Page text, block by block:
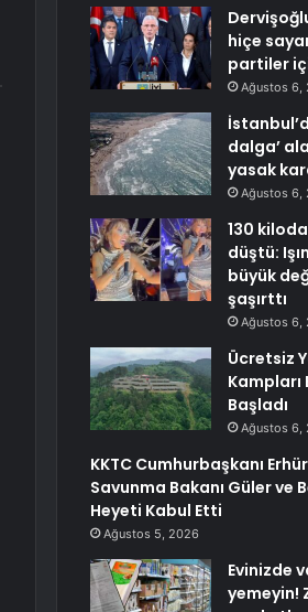
hiçe
partiler
Ağustos 6,
dalga’
yasak
Ağustos 6,
130
düştü:
büyük
şaşırttı
Ağustos 6,
Ücretsiz
Kampları
Başladı
Ağustos 6,
KKTC Cumhurbaşkanı
Savunma Bakanı Güler ve
Heyeti Kabul Etti
Ağustos 5, 2026
Evinizde
yemeyin!